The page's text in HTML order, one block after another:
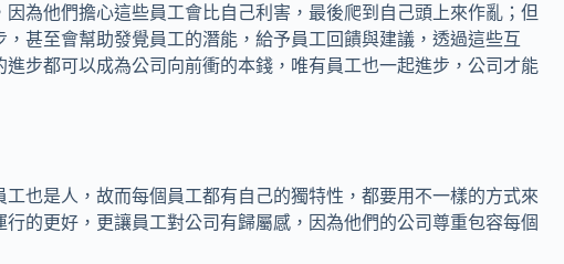
為他們擔心這些員工會比自己利害，最後爬到自己頭上來作亂；但
甚至會幫助發覺員工的潛能，給予員工回饋與建議，透過這些互
步都可以成為公司向前衝的本錢，唯有員工也一起進步，公司才能
也是人，故而每個員工都有自己的獨特性，都要用不一樣的方式來
的更好，更讓員工對公司有歸屬感，因為他們的公司尊重包容每個